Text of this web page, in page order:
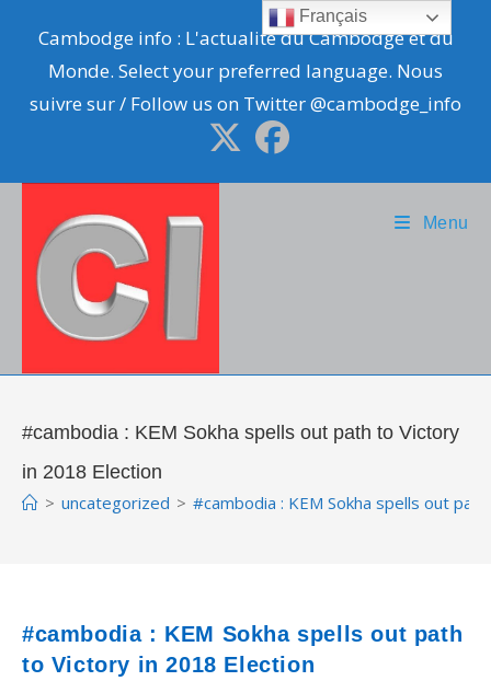
content
Cambodge info : L'actualité du Cambodge et du
Monde. Select your preferred language. Nous
suivre sur / Follow us on Twitter @cambodge_info
Menu
#cambodia : KEM Sokha spells out path to Victory
in 2018 Election
> uncategorized > #cambodia : KEM Sokha spells out
#cambodia : KEM Sokha spells out path
to Victory in 2018 Election
Français